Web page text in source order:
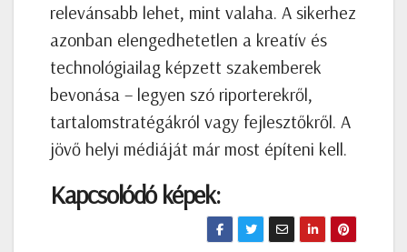
relevánsabb lehet, mint valaha. A sikerhez
azonban elengedhetetlen a kreatív és
technológiailag képzett szakemberek
bevonása – legyen szó riporterekről,
tartalomstratégákról vagy fejlesztőkről. A
jövő helyi médiáját már most építeni kell.
Kapcsolódó képek: